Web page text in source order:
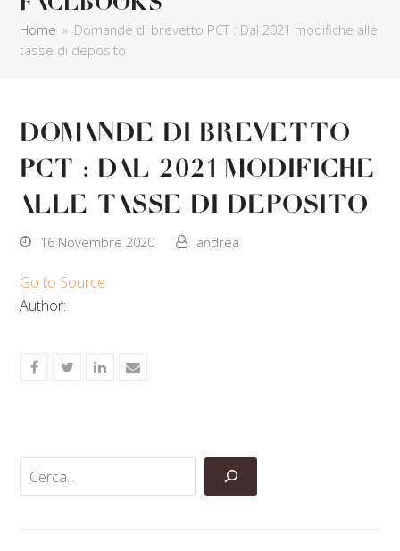
Home » Domande di brevetto PCT : Dal 2021 modifiche alle
tasse di deposito
Domande di brevetto
PCT : Dal 2021 modifiche
alle tasse di deposito
16 Novembre 2020 andrea
Go to Source
Author:
ShareShareShareShare